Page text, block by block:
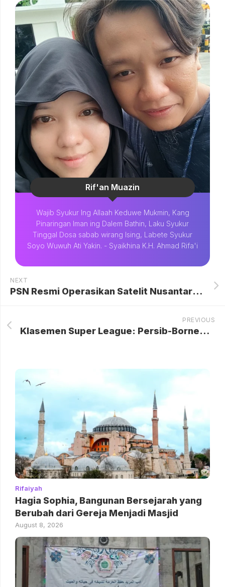
Rif'an Muazin
Wajib Syukur Ing Allaah Keduwe Mukmin, Kang
Pinaringan Iman ing Dalem Bathin, Laku Syukur
Tinggal Dosa sabab wirang Ising, Labete Syukur
Soyo Wuwuh Ati Yakin. - Syaikhina K.H. Ahmad Rifa'i
NEXT
PSN Resmi Operasikan Satelit Nusantara Lima, Akses Internet sampai 3T dan Negara Tetangga
PREVIOUS
Klasemen Super League: Persib-Borneo Masih Saling Tempel!
Rifaiyah
Hagia Sophia, Bangunan Bersejarah yang
Berubah dari Gereja Menjadi Masjid
August 8, 2026